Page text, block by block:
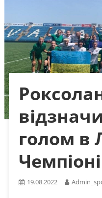
голом в
19.08.2022